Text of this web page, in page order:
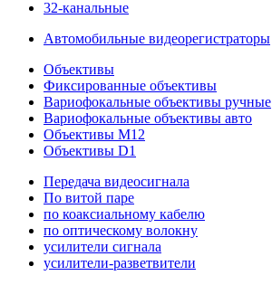
32-канальные
Автомобильные видеорегистраторы
Объективы
Фиксированные объективы
Вариофокальные объективы ручные
Вариофокальные объективы авто
Объективы M12
Объективы D1
Передача видеосигнала
По витой паре
по коаксиальному кабелю
по оптическому волокну
усилители сигнала
усилители-разветвители